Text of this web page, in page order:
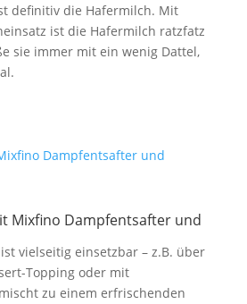
definitiv die Hafermilch. Mit
ist die Hafermilch ratzfatz
sie immer mit ein wenig Dattel,
Mixfino Dampfentsafter und
vielseitig einsetzbar – z.B. über
Topping oder mit
zu einem erfrischenden